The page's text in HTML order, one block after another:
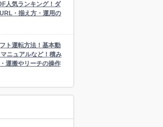
人気ランキング！ダ
・揃え方・運用の
ト運転方法！基本動
ニュアルなど！積み
運搬やリーチの操作